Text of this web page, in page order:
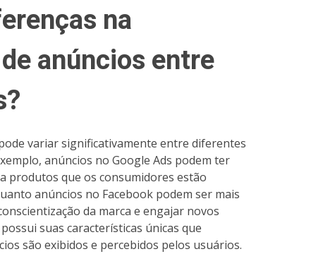
na
anúncios entre
variar significativamente entre diferentes
anúncios no Google Ads podem ter
produtos que os consumidores estão
anúncios no Facebook podem ser mais
da marca e engajar novos
suas características únicas que
são exibidos e percebidos pelos usuários.